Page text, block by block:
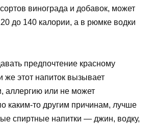
винограда и добавок, может
до 140 калории, а в рюмке водки
предпочтение красному
же этот напиток вызывает
аллергию или не может
каким-то другим причинам, лучше
спиртные напитки — джин, водку,